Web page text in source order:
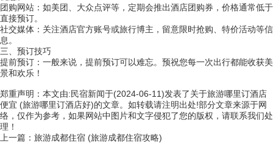
团购网站：如美团、大众点评等，定期会推出酒店团购券，价格通常低于
直接预订。
社交媒体：关注酒店官方账号或旅行博主，留意限时抢购、特价活动等信
息。
三、预订技巧
提前预订：一般来说，提前预订可以难忘。预祝您每一次出行都能收获美
景和欢乐！
郑重声明：本文由:民宿新闻于(2024-06-11)发表了关于旅游哪里订酒店
便宜 (旅游哪里订酒店好)的文章。如转载请注明出处!部分文章来源于网
络，仅作为参考，如果网站中图片和文字侵犯了您的版权，请联系我们处
理！
上一篇：旅游成都住宿 (旅游成都住宿攻略)